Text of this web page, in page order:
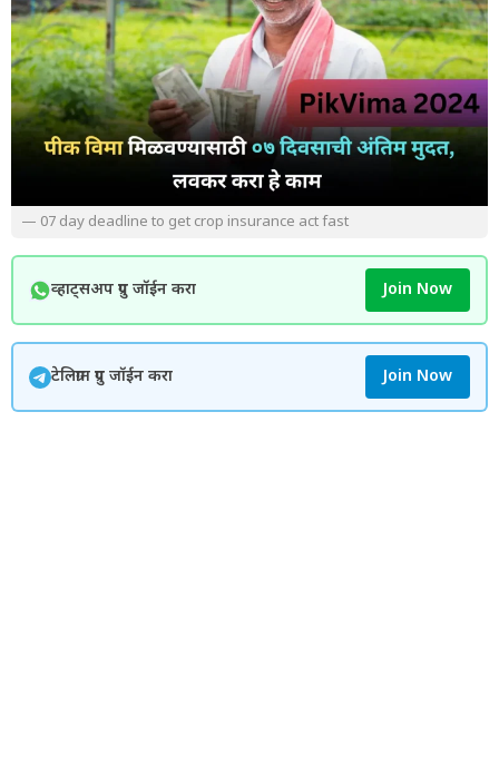
— 07 day deadline to get crop insurance act fast
व्हाट्सअप ग्रुप जॉईन करा Join Now
टेलिग्राम ग्रुप जॉईन करा Join Now